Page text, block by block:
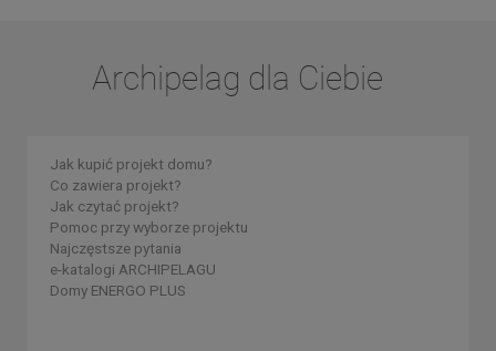
Archipelag dla Ciebie
Jak kupić projekt domu?
Co zawiera projekt?
Jak czytać projekt?
Pomoc przy wyborze projektu
Najczęstsze pytania
e-katalogi ARCHIPELAGU
Domy ENERGO PLUS